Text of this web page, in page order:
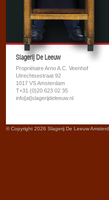
Slagerij De Leeuw
Propriétaire Arno A.C. Veenhof
Utrechtsestraat 92
1017 VS Amsterdam
T+31 (0)20 623 02 35
info[at]slagerijdeleeuw.nl
© Copyright 2026 Slagerij De Leeuw